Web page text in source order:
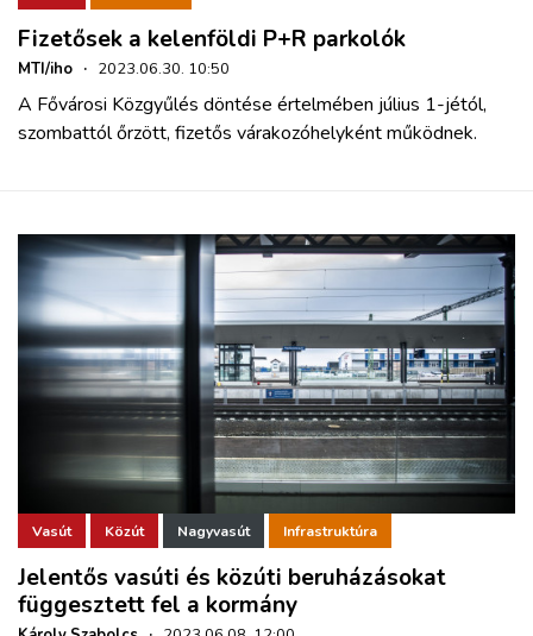
Fizetősek a kelenföldi P+R parkolók
MTI/iho · 2023.06.30. 10:50
A Fővárosi Közgyűlés döntése értelmében július 1-jétól,
szombattól őrzött, fizetős várakozóhelyként működnek.
Vasút Közút Nagyvasút Infrastruktúra
Jelentős vasúti és közúti beruházásokat
függesztett fel a kormány